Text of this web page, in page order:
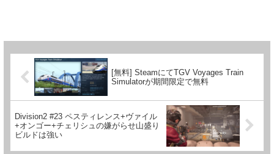
[無料] SteamにてTGV Voyages Train
Simulatorが期間限定で無料
Division2 #23 ペスティレンス+ヴァイル
+オンゴー+チェリシュの嫌がらせ山盛り
ビルドは強い